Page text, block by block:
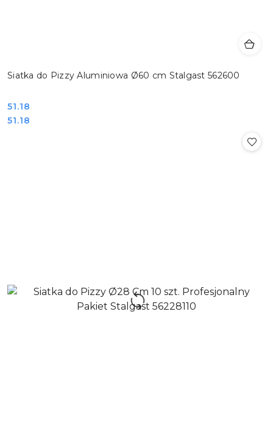
Siatka do Pizzy Aluminiowa Ø60 cm Stalgast 562600
Cena:
51.18
Cena:
51.18